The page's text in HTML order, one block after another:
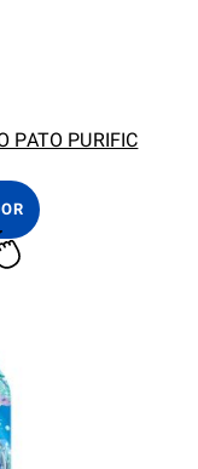
PATO PURIFIC